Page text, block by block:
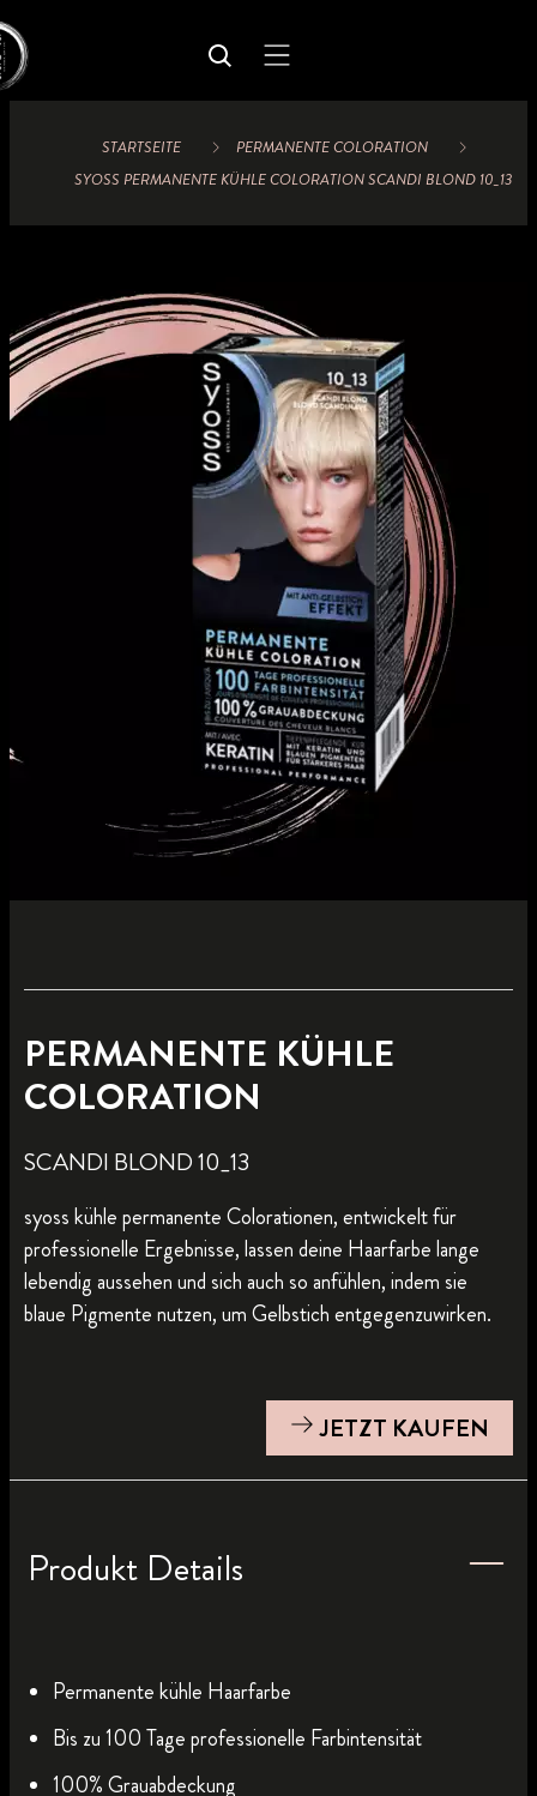
STARTSEITE
PERMANENTE COLORATION
SYOSS PERMANENTE KÜHLE COLORATION SCANDI BLOND 10_13
PERMANENTE KÜHLE
COLORATION
SCANDI BLOND 10_13
syoss kühle permanente Colorationen, entwickelt für
professionelle Ergebnisse, lassen deine Haarfarbe lange
lebendig aussehen und sich auch so anfühlen, indem sie
blaue Pigmente nutzen, um Gelbstich entgegenzuwirken.
JETZT KAUFEN
Produkt Details
Permanente kühle Haarfarbe
Bis zu 100 Tage professionelle Farbintensität
100% Grauabdeckung